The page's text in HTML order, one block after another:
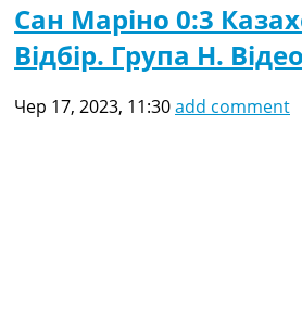
Сан Маріно 0:3
Відбір. Група H. Відео
Чер 17, 2023, 11:30add comment